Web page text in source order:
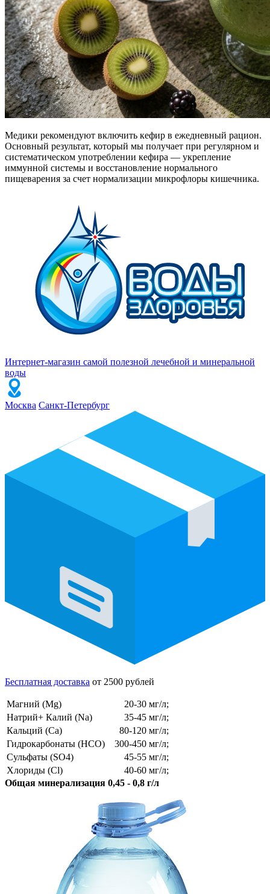
Медики рекомендуют включить кефир в ежедневный рацион.
Основный результат, который мы получает при регулярном и
систематическом употреблении кефира — укрепление
иммунной системы и восстановление нормального
пищеварения за счет нормализации микрофлоры кишечника.
Интернет-магазин самой полезной лечебной и минеральной
воды
Москва Санкт-Петербург
Бесплатная доставка от 2500 рублей
Магний (Mg)
20-30 мг/л;
Натрий+ Калий (Na)
35-45 мг/л;
Кальций (Ca)
80-120 мг/л;
Гидрокарбонаты (HCO)
300-450 мг/л;
Сульфаты (SO4)
45-55 мг/л;
Хлориды (Cl)
40-60 мг/л;
Общая минерализация 0,45 - 0,8 г/л